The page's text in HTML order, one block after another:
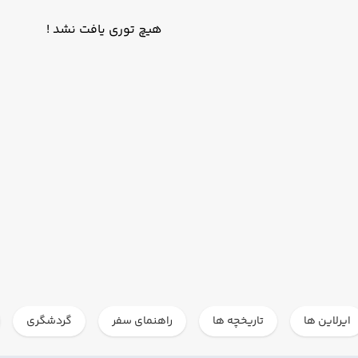
هیچ توری یافت نشد !
ایرلاین ها تاریخچه ها راهنمای سفر گردشگری